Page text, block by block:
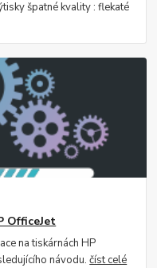
špatné kvality : flekaté
OfficeJet
na tiskárnách HP
návodu.číst celé